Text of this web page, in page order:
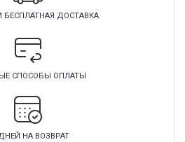
БЕСПЛАТНАЯ ДОСТАВКА
СПОСОБЫ ОПЛАТЫ
НА ВОЗВРАТ